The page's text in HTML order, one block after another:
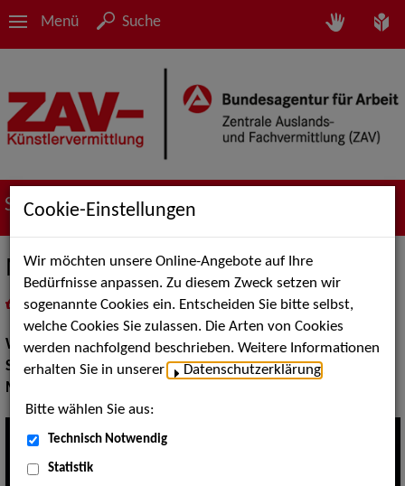
Menü Suche
Suche nach Künstler*innen
Maxim Maurice
als PDF speichern
inMeine Merklistelegen
Walk Acts Animation:Tischzauberei
Show Acts: Zauberei
Moderation:
Cookie-Einstellungen
Wir möchten unsere Online-Angebote auf Ihre
Bedürfnisse anpassen. Zu diesem Zweck setzen wir
sogenannte Cookies ein. Entscheiden Sie bitte selbst,
welche Cookies Sie zulassen. Die Arten von Cookies
werden nachfolgend beschrieben. Weitere Informationen
erhalten Sie in unserer
Datenschutzerklärung
Bitte wählen Sie aus:
Technisch Notwendig
Statistik